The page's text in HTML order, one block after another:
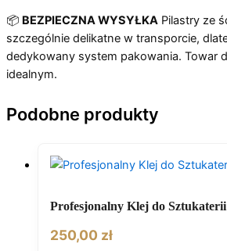
📦 BEZPIECZNA WYSYŁKA Pilastry ze
szczególnie delikatne w transporcie,
dedykowany system pakowania. Towar
idealnym.
Podobne produkty
Profesjonalny Klej do
250,00 zł